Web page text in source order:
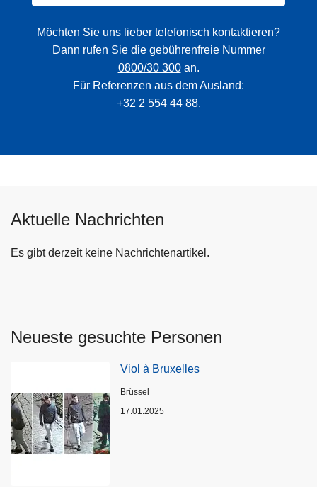
Möchten Sie uns lieber telefonisch kontaktieren?
Dann rufen Sie die gebührenfreie Nummer
0800/30 300an.
Für Referenzen aus dem Ausland:
+32 2 554 44 88.
Aktuelle Nachrichten
Es gibt derzeit keine Nachrichtenartikel.
Neueste gesuchte Personen
Viol à Bruxelles
Standort
Brüssel
17.01.2025